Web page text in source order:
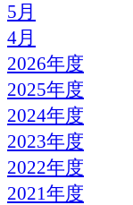
5月
4月
2026年度
2025年度
2024年度
2023年度
2022年度
2021年度